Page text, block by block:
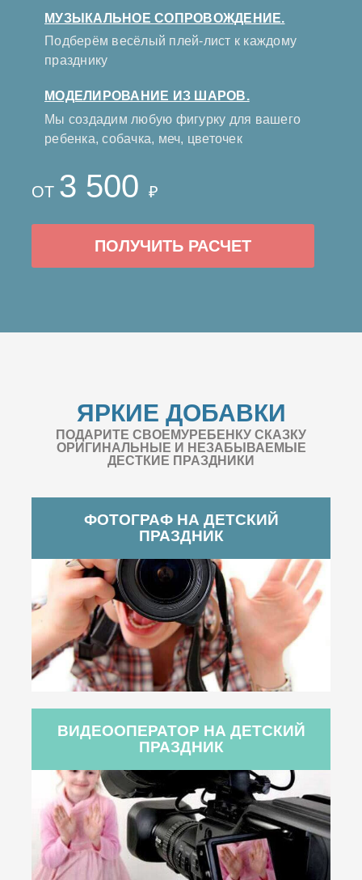
МУЗЫКАЛЬНОЕ СОПРОВОЖДЕНИЕ.
Подберём весёлый плей-лист к каждому
празднику
МОДЕЛИРОВАНИЕ ИЗ ШАРОВ.
Мы создадим любую фигурку для вашего
ребенка, собачка, меч, цветочек
ОТ 3 500 ₽
ПОЛУЧИТЬ РАСЧЕТ
ЯРКИЕ ДОБАВКИ
ПОДАРИТЕ СВОЕМУРЕБЕНКУ СКАЗКУ
ОРИГИНАЛЬНЫЕ И НЕЗАБЫВАЕМЫЕ
ДЕСТКИЕ ПРАЗДНИКИ
ФОТОГРАФ НА ДЕТСКИЙ
ПРАЗДНИК
ВИДЕООПЕРАТОР НА ДЕТСКИЙ
ПРАЗДНИК